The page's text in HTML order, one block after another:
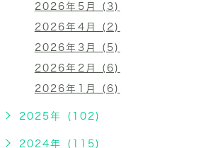
2026年5月 (3)
2026年4月 (2)
2026年3月 (5)
2026年2月 (6)
2026年1月 (6)
2025年 (102)
2024年 (115)